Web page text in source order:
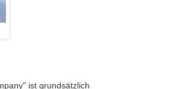
ist grundsätzlich